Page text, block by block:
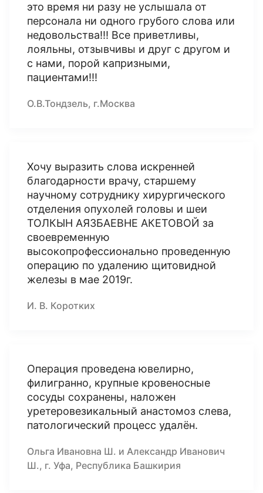
это время ни разу не услышала от
персонала ни одного грубого слова или
недовольства!!! Все приветливы,
лояльны, отзывчивы и друг с другом и
с нами, порой капризными,
пациентами!!!
О.В.Тондзель, г.Москва
Хочу выразить слова искренней
благодарности врачу, старшему
научному сотруднику хирургического
отделения опухолей головы и шеи
ТОЛКЫН АЯЗБАЕВНЕ АКЕТОВОЙ за
своевременную
высокопрофессионально проведенную
операцию по удалению щитовидной
железы в мае 2019г.
И. В. Коротких
Операция проведена ювелирно,
филигранно, крупные кровеносные
сосуды сохранены, наложен
уретеровезикальный анастомоз слева,
патологический процесс удалён.
Ольга Ивановна Ш. и Александр Иванович
Ш., г. Уфа, Республика Башкирия